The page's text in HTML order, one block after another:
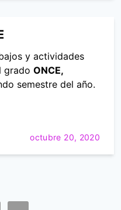
y actividades
grado ONCE,
semestre del año.
octubre 20, 2020